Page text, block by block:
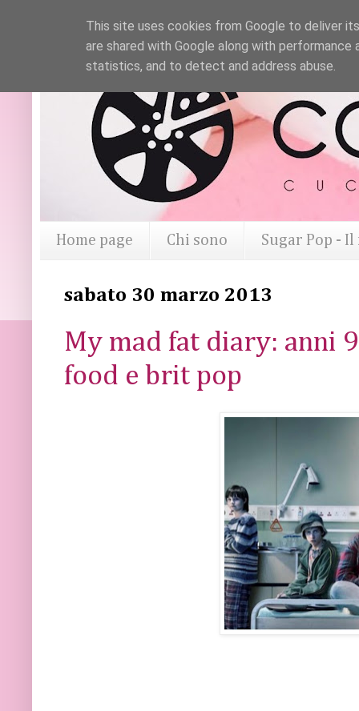
Home page Chi sono Sugar Pop -
sabato 30 marzo 2013
My mad fat diary: anni
food e brit pop
This site uses cookies from Google to deliver
are shared with Google along with
statistics, and to detect and address abuse.